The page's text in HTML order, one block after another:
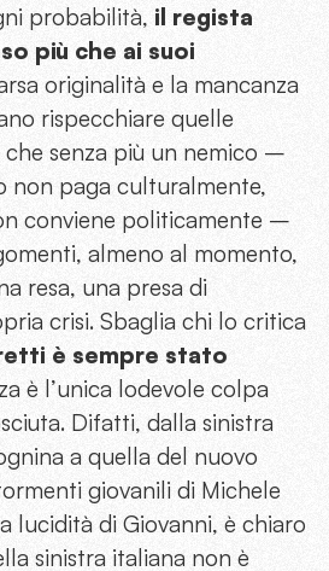
probabilità, il regista
più che ai suoi
originalità e la mancanza
rispecchiare quelle
che senza più un nemico –
non paga culturalmente,
conviene politicamente –
almeno al momento,
resa, una presa di
crisi. Sbaglia chi lo critica
è sempre stato
è l’unica lodevole colpa
Difatti, dalla sinistra
a quella del nuovo
giovanili di Michele
lucidità di Giovanni, è chiaro
sinistra italiana non è